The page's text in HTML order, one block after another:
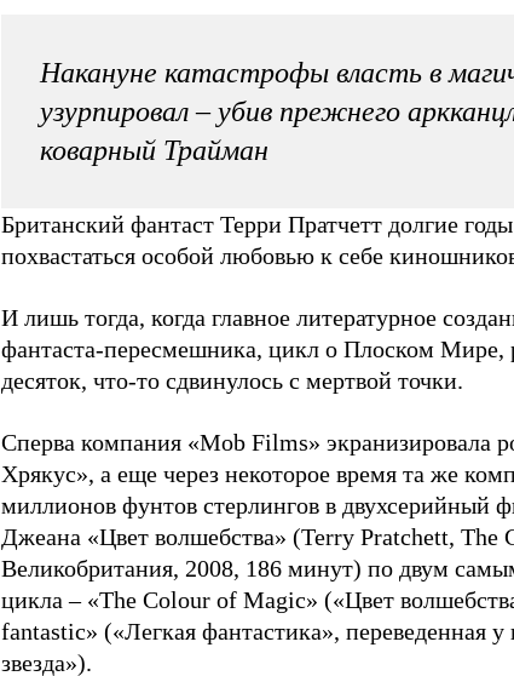
Накануне катастрофы власть в
узурпировал – убив прежнего
коварный Трайман
Британский фантаст Терри Пратчетт долгие
похвастаться особой любовью к себе
И лишь тогда, когда главное литературное
фантаста-пересмешника, цикл о Плоском Мире,
десяток, что-то сдвинулось с мертвой точки.
Сперва компания «Mob Films» экранизировала
Хрякус», а еще через некоторое время та же
миллионов фунтов стерлингов в двухсерийный
Джеана «Цвет волшебства» (Terry Pratchett, The
Великобритания, 2008, 186 минут) по двум
цикла – «The Colour of Magic» («Цвет
fantastic» («Легкая фантастика», переведенная у
звезда»).